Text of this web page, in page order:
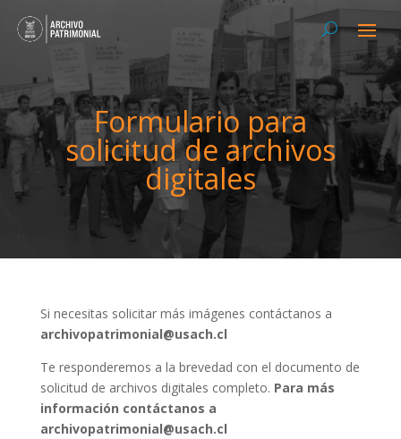
Formulario para
solicitud de archivos
digitales
Si necesitas solicitar más imágenes contáctanos a
archivopatrimonial@usach.cl
Te responderemos a la brevedad con el documento de
solicitud de archivos digitales completo. Para más
información contáctanos a
archivopatrimonial@usach.cl